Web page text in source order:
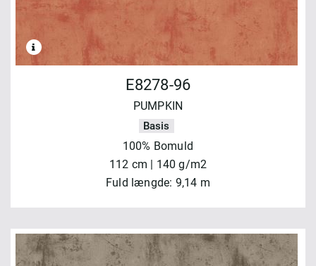
E8278-96
PUMPKIN
Basis
100% Bomuld
112 cm | 140 g/m2
Fuld længde: 9,14 m